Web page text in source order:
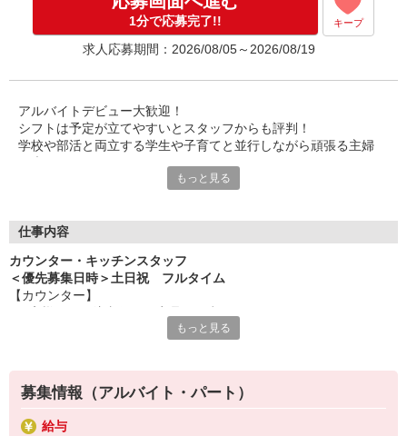
1分で応募完了!! キープ
求人応募期間：2026/08/05～2026/08/19
アルバイトデビュー大歓迎！
シフトは予定が立てやすいとスタッフからも評判！
学校や部活と両立する学生や子育てと並行しながら頑張る主婦
みんなから「働きやすい！」という声が上がっています♪
＜ 未経験でも心配ナシ ＞
先輩によるレクチャーもあるので、
久しぶりのお仕事のパートさんや初アルバイトの学生さんも安心
です♪
オトクな従業員割引があるのも必見！まずは気軽にご応募を☆
もっと見る
仕事内容
カウンター・キッチンスタッフ
＜優先募集日時＞土日祝 フルタイム
【カウンター】
【キッチン】 ※対面や接客はなし！
■チキンの調理
もっと見る
募集情報（アルバイト・パート）
給与